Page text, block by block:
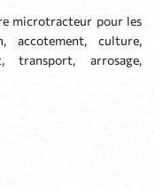
microtracteur pour les
accotement, culture,
transport, arrosage,